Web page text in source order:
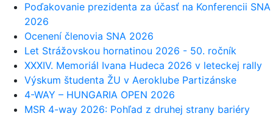
Poďakovanie prezidenta za účasť na Konferencii SNA
2026
Ocenení členovia SNA 2026
Let Strážovskou hornatinou 2026 - 50. ročník
XXXIV. Memoriál Ivana Hudeca 2026 v leteckej rally
Výskum študenta ŽU v Aeroklube Partizánske
4-WAY – HUNGARIA OPEN 2026
MSR 4-way 2026: Pohľad z druhej strany bariéry